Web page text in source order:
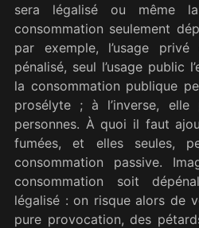
sera légalisé ou même la
consommation seulement
par exemple, l’usage
pénalisé, seul l’usage public
la consommation publique
prosélyte ; à l’inverse, elle
personnes. À quoi il faut
fumées, et elles seules,
consommation passive.
consommation soit
légalisé : on risque alors de
pure provocation, des